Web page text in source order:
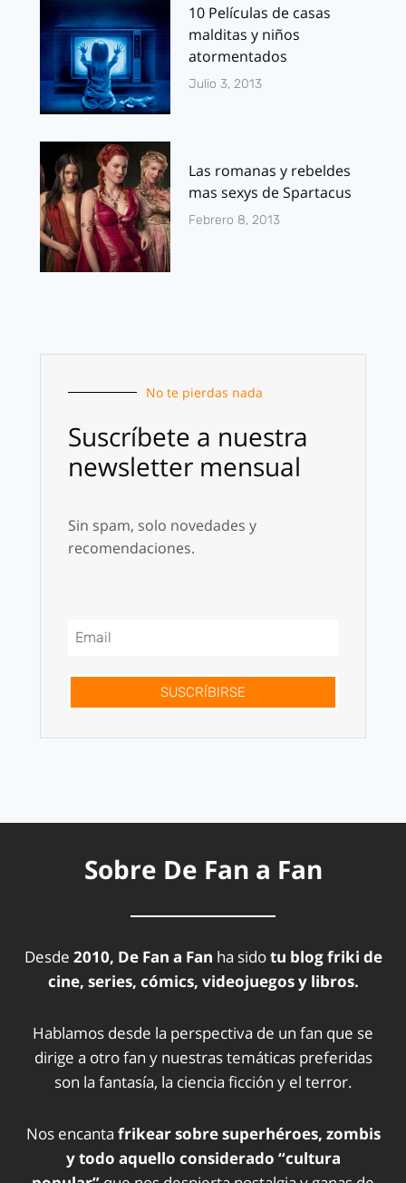
10 Películas de casas
malditas y niños
atormentados
Julio 3, 2013
Las romanas y rebeldes
mas sexys de Spartacus
Febrero 8, 2013
No te pierdas nada
Suscríbete a nuestra
newsletter mensual
Sin spam, solo novedades y
recomendaciones.
SUSCRÍBIRSE
Sobre De Fan a Fan
Desde 2010, De Fan a Fan ha sidotu blog friki de
cine, series, cómics, videojuegos y libros.
Hablamos desde la perspectiva de un fan que se
dirige a otro fan y nuestras temáticas preferidas
son la fantasía, la ciencia ficción y el terror.
Nos encanta frikear sobre superhéroes, zombis
y todo aquello considerado “cultura